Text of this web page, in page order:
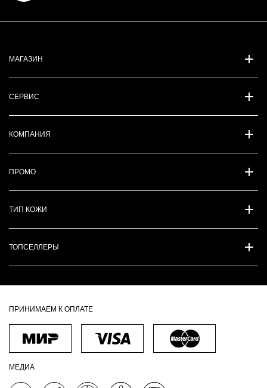
МАГАЗИН
СЕРВИС
КОМПАНИЯ
ПРОМО
ТИП КОЖИ
ТОПСЕЛЛЕРЫ
ПРИНИМАЕМ К ОПЛАТЕ
МЕДИА